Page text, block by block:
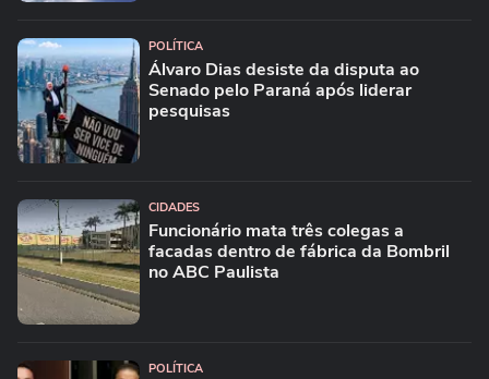
POLÍTICA
Álvaro Dias desiste da disputa ao
Senado pelo Paraná após liderar
pesquisas
CIDADES
Funcionário mata três colegas a
facadas dentro de fábrica da Bombril
no ABC Paulista
POLÍTICA